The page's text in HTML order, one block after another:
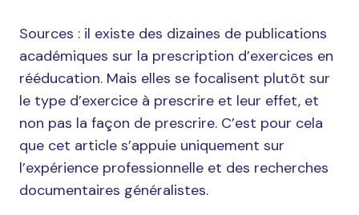
Sources : il existe des dizaines de publications
académiques sur la prescription d’exercices en
rééducation. Mais elles se focalisent plutôt sur
le type d’exercice à prescrire et leur effet, et
non pas la façon de prescrire. C’est pour cela
que cet article s’appuie uniquement sur
l’expérience professionnelle et des recherches
documentaires généralistes.